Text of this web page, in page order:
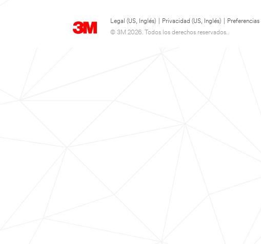
Legal (US, Inglés) Privacidad (US, Inglés)
© 3M 2026. Todos los derechos reservados..